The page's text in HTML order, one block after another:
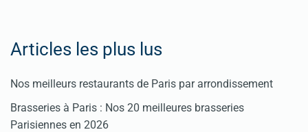
Articles les plus lus
Nos meilleurs restaurants de Paris par arrondissement
Brasseries à Paris : Nos 20 meilleures brasseries
Parisiennes en 2026